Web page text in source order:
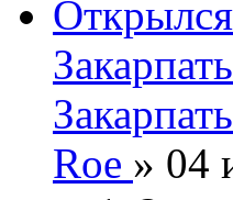
Roe » 04